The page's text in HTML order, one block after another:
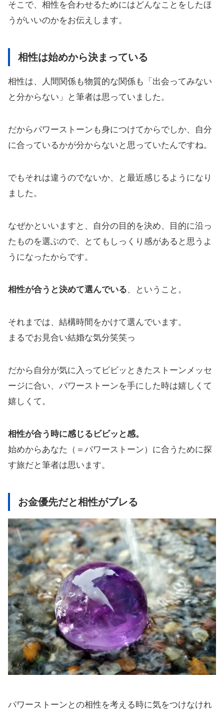
そこで、相性を合わせるためにはどんなことをしたほ
うがいいのかをお伝えします。
相性は始めから決まっている
相性は、人間関係も物質的な関係も「出会ってみない
と分からない」と筆者は思っていました。
だからパワーストーンも身につけてからでしか、自分
に合っているかが分からないと思っていたんですね。
でもそれは違うのでないか、と最近感じるようになり
ました。
なぜかといいますと、自分の目的を決め、目的に沿っ
たものを選ぶので、とてもしっくり感があると思うよ
うになったからです。
相性が合うと決めて選んでいる、ということ。
それまでは、結構時間をかけて選んでいます。
まるでお見合い結婚な気分笑笑っ
だから自分が気に入ってビビッときたストーンメッセ
ージに合い、パワーストーンを手にした時は嬉しくて
嬉しくて。
相性が合う時に感じるビビッと感。
始めからあなた（＝パワーストーン）に合うために探
す旅だと筆者は思います。
お金優先だと相性がブレる
パワーストーンとの相性を考える時に気をつけなけれ